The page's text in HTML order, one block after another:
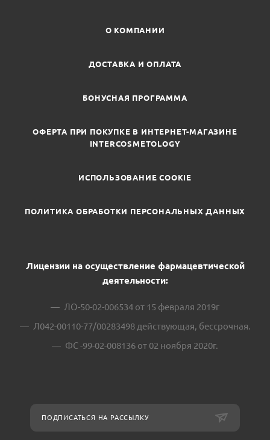
О КОМПАНИИ
ДОСТАВКА И ОПЛАТА
БОНУСНАЯ ПРОГРАММА
ОФЕРТА ПРИ ПОКУПКЕ В ИНТЕРНЕТ-МАГАЗИНЕ
INTERCOSMETOLOGY
ИСПОЛЬЗОВАНИЕ COOKIE
ПОЛИТИКА ОБРАБОТКИ ПЕРСОНАЛЬНЫХ ДАННЫХ
Лицензии на осуществление фармацевтической
деятельности:
ЛО-50-02-006534 от 15 февраля 2019г
Л042-00110-77/00283498 действующая, бессрочная.
ФС -99-02-008136 от 02 ноября 2020г.
ПОДПИСАТЬСЯ НА РАССЫЛКУ